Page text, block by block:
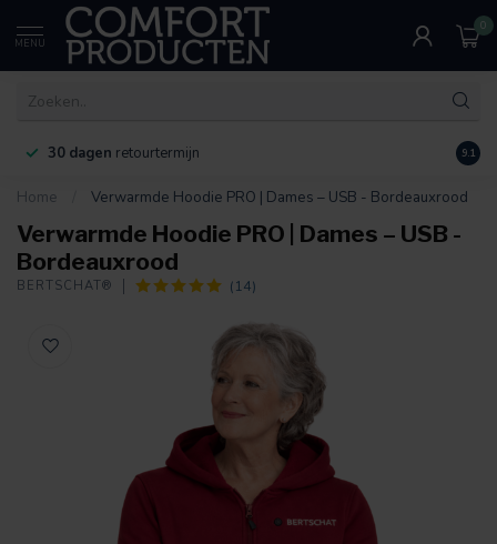
MENU
0
30 dagen retourtermijn 9.1
Home Verwarmde Hoodie PRO | Dames – USB - Bordeauxrood
Verwarmde Hoodie PRO | Dames – USB -
Bordeauxrood
BERTSCHAT® (14)